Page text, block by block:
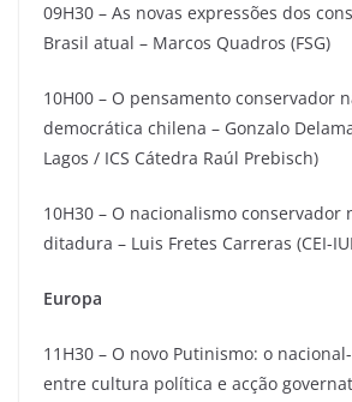
09H30 – As novas expressões dos
Brasil atual – Marcos Quadros (FSG)
10H00 – O pensamento conservador
democrática chilena – Gonzalo
Lagos / ICS Cátedra Raúl Prebisch)
10H30 – O nacionalismo conservador
ditadura – Luis Fretes Carreras (CEI-
Europa
11H30 – O novo Putinismo: o
entre cultura política e acção